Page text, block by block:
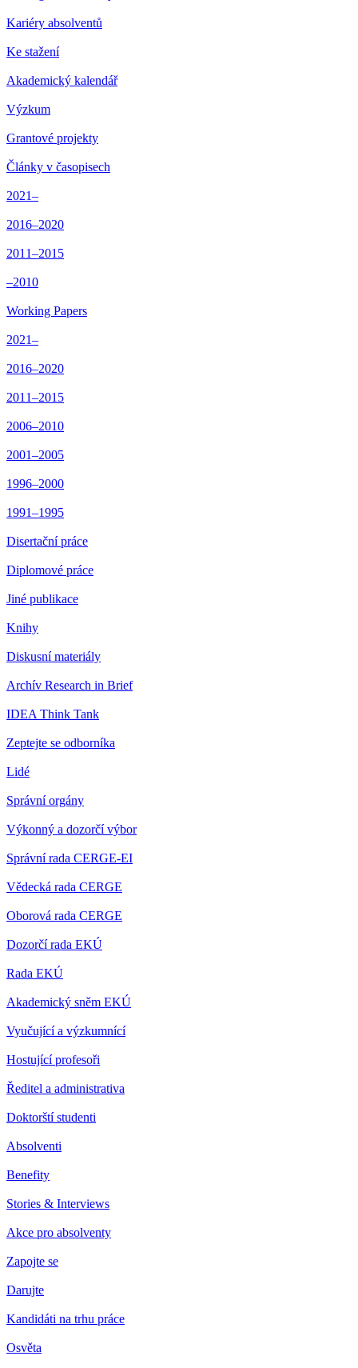
Kariéry absolventů
Ke stažení
Akademický kalendář
Výzkum
Grantové projekty
Články v časopisech
2021–
2016–2020
2011–2015
–2010
Working Papers
2021–
2016–2020
2011–2015
2006–2010
2001–2005
1996–2000
1991–1995
Disertační práce
Diplomové práce
Jiné publikace
Knihy
Diskusní materiály
Archív Research in Brief
IDEA Think Tank
Zeptejte se odborníka
Lidé
Správní orgány
Výkonný a dozorčí výbor
Správní rada CERGE-EI
Vědecká rada CERGE
Oborová rada CERGE
Dozorčí rada EKÚ
Rada EKÚ
Akademický sněm EKÚ
Vyučující a výzkumnící
Hostující profesoři
Ředitel a administrativa
Doktorští studenti
Absolventi
Benefity
Stories & Interviews
Akce pro absolventy
Zapojte se
Darujte
Kandidáti na trhu práce
Osvěta